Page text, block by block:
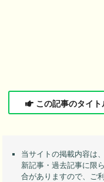
この記事のタイト
当サイトの掲載内容は
新記事・過去記事に限
合がありますので、ご